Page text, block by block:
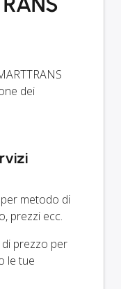
dei
metodo di
prezzi ecc.
prezzo per
le tue